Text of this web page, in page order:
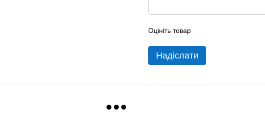
Оцініть товар
Надіслати